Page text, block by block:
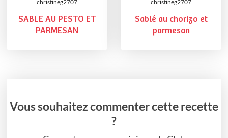
christineg2707
SABLE AU PESTO ET
PARMESAN
christineg2707
Sablé au chorizo et
parmesan
Vous souhaitez commenter cette recette
?